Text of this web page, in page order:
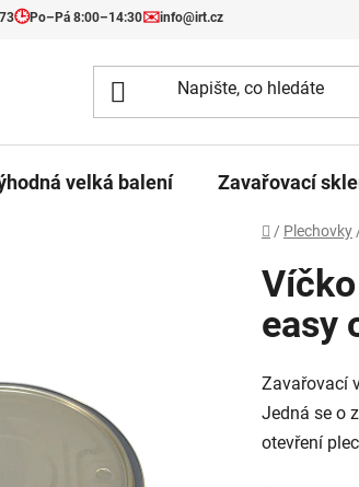
🕒Po–Pá 8:00–14:30✉️info@irt.cz
velká balení Zavařovací
Domů
/ Plechovky
easy
Zavařovací
Jedná se o
otevření